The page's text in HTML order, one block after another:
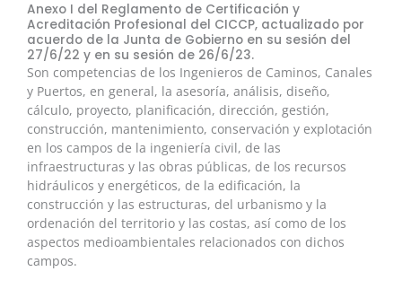
Anexo I del Reglamento de Certificación y
Acreditación Profesional del CICCP, actualizado por
acuerdo de la Junta de Gobierno en su sesión del
27/6/22 y en su sesión de 26/6/23.
Son competencias de los Ingenieros de Caminos, Canales
y Puertos, en general, la asesoría, análisis, diseño,
cálculo, proyecto, planificación, dirección, gestión,
construcción, mantenimiento, conservación y explotación
en los campos de la ingeniería civil, de las
infraestructuras y las obras públicas, de los recursos
hidráulicos y energéticos, de la edificación, la
construcción y las estructuras, del urbanismo y la
ordenación del territorio y las costas, así como de los
aspectos medioambientales relacionados con dichos
campos.